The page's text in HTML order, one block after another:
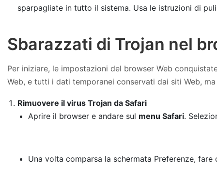
sparpagliate in tutto il sistema. Usa le istruzioni di
Sbarazzati di Trojan nel
Per iniziare, le impostazioni del browser Web
Web, e tutti i dati temporanei conservati dai siti Web,
Rimuovere il virus Trojan da Safari
Aprire il browser e andare sul menu Safari.
Una volta comparsa la schermata Preferenze,